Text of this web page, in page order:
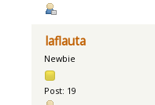
laflauta
Newbie
Post: 19